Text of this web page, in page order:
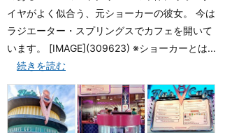
イヤがよく似合う、元ショーカーの彼女。 今は
ラジエーター・スプリングスでカフェを開いて
います。 [IMAGE](309623) ※ショーカーとは...
続きを読む